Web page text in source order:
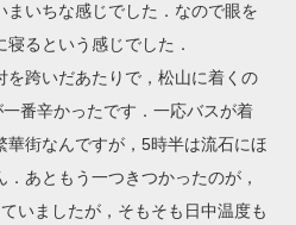
まいちな感じでした．なので眼を
るという感じでした．
を跨いだあたりで，松山に着くの
番辛かったです．一応バスが着
華街なんですが，5時半は流石にほ
あともう一つきつかったのが，
いましたが，そもそも日中温度も